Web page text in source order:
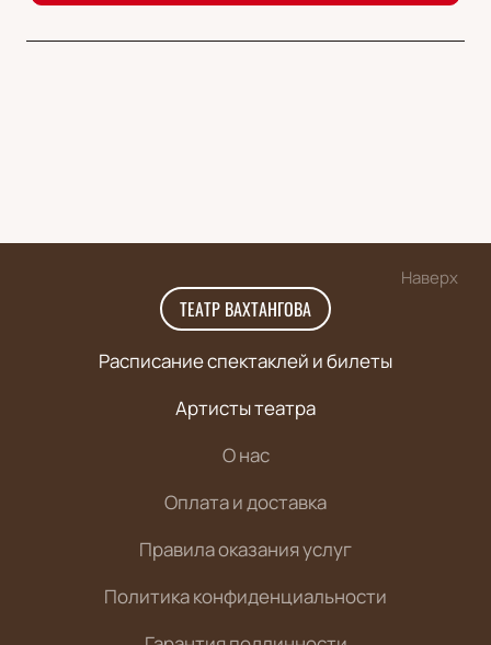
Наверх
ТЕАТР ВАХТАНГОВА
Расписание спектаклей и билеты
Артисты театра
О нас
Оплата и доставка
Правила оказания услуг
Политика конфиденциальности